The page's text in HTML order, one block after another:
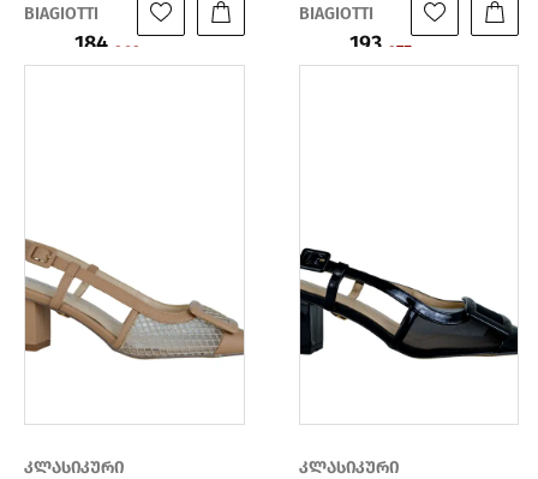
BIAGIOTTI
184
₾
263
BIAGIOTTI
193
₾
275
კლასიკური
კლასიკური